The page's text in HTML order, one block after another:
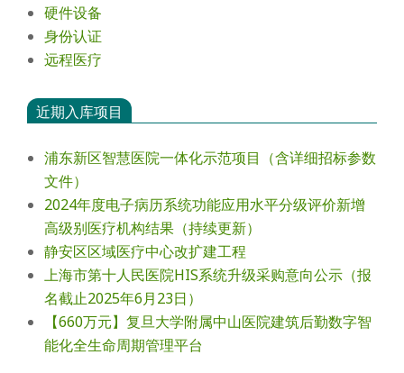
硬件设备
身份认证
远程医疗
近期入库项目
浦东新区智慧医院一体化示范项目（含详细招标参数
文件）
2024年度电⼦病历系统功能应⽤⽔平分级评价新增
⾼级别医疗机构结果（持续更新）
静安区区域医疗中心改扩建工程
上海市第十人民医院HIS系统升级采购意向公示（报
名截止2025年6月23日）
【660万元】复旦大学附属中山医院建筑后勤数字智
能化全生命周期管理平台